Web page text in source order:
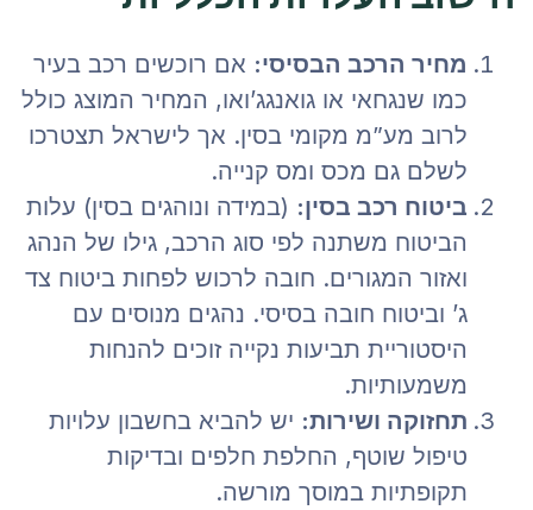
מחיר הרכב הבסיסי:אם רוכשים רכב בעיר
כמו שנגחאי או גואנגג’ואו, המחיר המוצג כולל
לרוב מע”מ מקומי בסין. אך לישראל תצטרכו
לשלם גם מכס ומס קנייה.
ביטוח רכב בסין:(במידה ונוהגים בסין) עלות
הביטוח משתנה לפי סוג הרכב, גילו של הנהג
ואזור המגורים. חובה לרכוש לפחות ביטוח צד
ג’ וביטוח חובה בסיסי. נהגים מנוסים עם
היסטוריית תביעות נקייה זוכים להנחות
משמעותיות.
תחזוקה ושירות:יש להביא בחשבון עלויות
טיפול שוטף, החלפת חלפים ובדיקות
תקופתיות במוסך מורשה.